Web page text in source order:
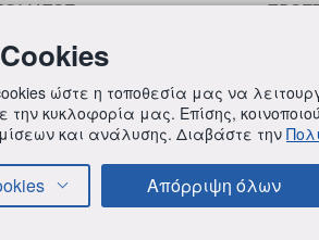
ΜΥΤΗΣ
ώστε η τοποθεσία μας να
κυκλοφορία μας. Επίσης,
και ανάλυσης. Διαβάστε την
Απόρριψη όλων